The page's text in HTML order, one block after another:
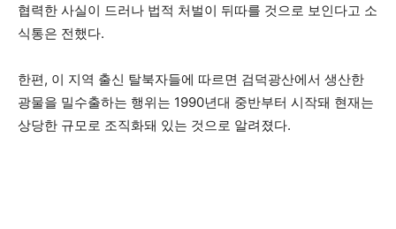
협력한 사실이 드러나 법적 처벌이 뒤따를 것으로 보인다고 소
식통은 전했다.
한편, 이 지역 출신 탈북자들에 따르면 검덕광산에서 생산한
광물을 밀수출하는 행위는 1990년대 중반부터 시작돼 현재는
상당한 규모로 조직화돼 있는 것으로 알려졌다.